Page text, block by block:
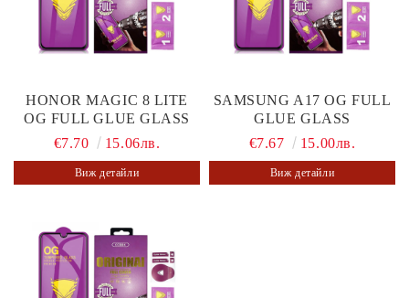
HONOR MAGIC 8 LITE
OG FULL GLUE GLASS
€7.70
15.06лв.
Виж детайли
SAMSUNG A17 OG FULL
GLUE GLASS
€7.67
15.00лв.
Виж детайли